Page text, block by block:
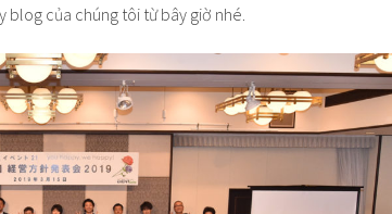
blog của chúng tôi từ bây giờ nhé.